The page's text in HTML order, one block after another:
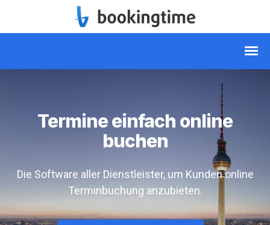
Termine einfach online
buchen
Die Software aller Dienstleister, um Kunden online
Terminbuchung anzubieten.